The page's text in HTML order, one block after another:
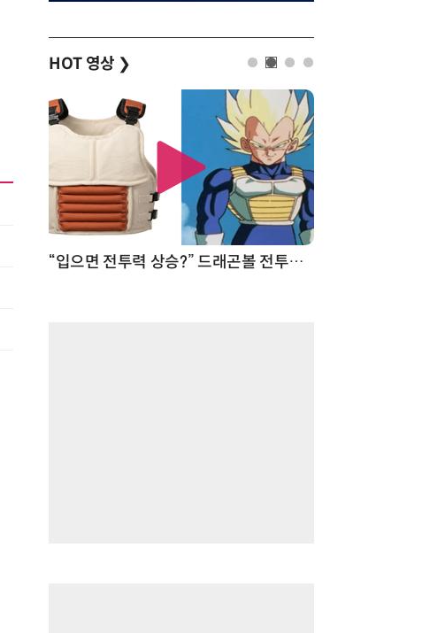
HOT 영상 ❯
“입으면 전투력 상승?” 드래곤볼 전투복 닮은 중량조끼